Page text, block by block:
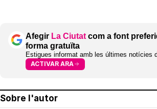
Afegir La Ciutat com a font
forma gratuïta
Estigues informat amb les últimes notícies
ACTIVAR ARA
Sobre l'autor